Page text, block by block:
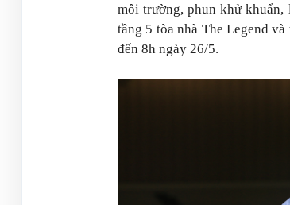
môi trường, phun khử khuẩn,
tầng 5 tòa nhà The Legend
đến 8h ngày 26/5.